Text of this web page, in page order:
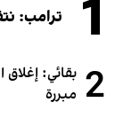
1 ترامب:
2 بقائي:
مبررة